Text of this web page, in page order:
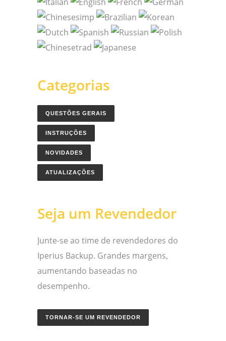
Categorias
QUESTÕES GERAIS
INSTRUÇÕES
NOVIDADES
ATUALIZAÇÕES
Seja um Revendedor
Junte-se ao time de revendedores do
Iperius Backup. Grandes margens,
aumentando baseadas no
desempenho.
TORNAR-SE UM REVENDEDOR